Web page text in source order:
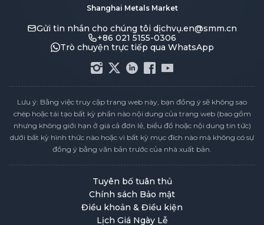
Shanghai Metals Market
Gửi tin nhắn cho chúng tôi dịchvụ.en@smm.cn
+86 021 5155-0306
Trò chuyện trực tiếp qua WhatsApp
Lưu ý: Bằng việc truy cập trang web này, bạn đồng ý sẽ không sao
chép hoặc tái tạo bất kỳ phần nào nội dung của trang web (bao gồm
nhưng không giới hạn ở giá cả đơn lẻ, biểu đồ hoặc nội dung tin tức)
dưới bất kỳ hình thức nào hoặc vì bất kỳ mục đích nào mà không có sự
đồng ý bằng văn bản trước của nhà xuất bản.
Tuyên bố tuân thủ
Chính sách Bảo mật
Điều khoản & Điều kiện
Lịch Giá Ngày Lễ